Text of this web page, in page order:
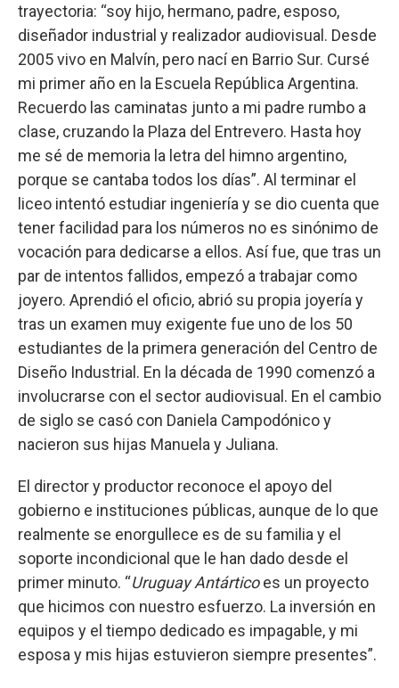
trayectoria: “soy hijo, hermano, padre, esposo,
diseñador industrial y realizador audiovisual. Desde
2005 vivo en Malvín, pero nací en Barrio Sur. Cursé
mi primer año en la Escuela República Argentina.
Recuerdo las caminatas junto a mi padre rumbo a
clase, cruzando la Plaza del Entrevero. Hasta hoy
me sé de memoria la letra del himno argentino,
porque se cantaba todos los días”. Al terminar el
liceo intentó estudiar ingeniería y se dio cuenta que
tener facilidad para los números no es sinónimo de
vocación para dedicarse a ellos. Así fue, que tras un
par de intentos fallidos, empezó a trabajar como
joyero. Aprendió el oficio, abrió su propia joyería y
tras un examen muy exigente fue uno de los 50
estudiantes de la primera generación del Centro de
Diseño Industrial. En la década de 1990 comenzó a
involucrarse con el sector audiovisual. En el cambio
de siglo se casó con Daniela Campodónico y
nacieron sus hijas Manuela y Juliana.
El director y productor reconoce el apoyo del
gobierno e instituciones públicas, aunque de lo que
realmente se enorgullece es de su familia y el
soporte incondicional que le han dado desde el
primer minuto. “Uruguay Antárticoes un proyecto
que hicimos con nuestro esfuerzo. La inversión en
equipos y el tiempo dedicado es impagable, y mi
esposa y mis hijas estuvieron siempre presentes”.